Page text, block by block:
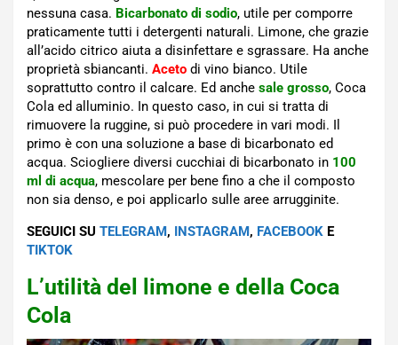
nessuna casa. Bicarbonato di sodio, utile per comporre
praticamente tutti i detergenti naturali. Limone, che grazie
all’acido citrico aiuta a disinfettare e sgrassare. Ha anche
proprietà sbiancanti. Aceto di vino bianco. Utile
soprattutto contro il calcare. Ed anche sale grosso, Coca
Cola ed alluminio. In questo caso, in cui si tratta di
rimuovere la ruggine, si può procedere in vari modi. Il
primo è con una soluzione a base di bicarbonato ed
acqua. Sciogliere diversi cucchiai di bicarbonato in 100
ml di acqua, mescolare per bene fino a che il composto
non sia denso, e poi applicarlo sulle aree arrugginite.
SEGUICI SU TELEGRAM, INSTAGRAM, FACEBOOK E
TIKTOK
L’utilità del limone e della Coca
Cola